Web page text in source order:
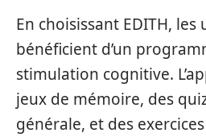
En choisissant EDITH,
bénéficient d’un
stimulation cognitive.
jeux de mémoire, des
générale, et des